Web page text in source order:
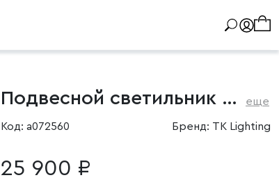
Подвесной светильник с тканевым абажуром еще
Код: a072560 Бренд: TK Lighting
25 900 ₽